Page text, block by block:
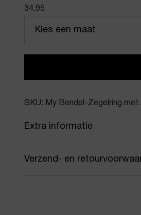
34,95
Kies een maat
SKU: My Bendel-Zegelring
Extra informatie
Kleur Goud
Verzend- en